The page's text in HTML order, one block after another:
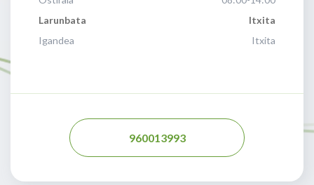
Larunbata
Itxita
Igandea
Itxita
960013993